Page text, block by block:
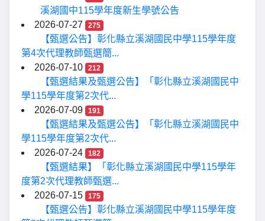
溪湖國中115學年度新生學號公告
2026-07-27
275
【甄選公告】彰化縣立溪湖國民中學115學年度
第4次代理教師甄選簡...
2026-07-10
212
【甄選結果及甄選公告】「彰化縣立溪湖國民中
學115學年度第2次代...
2026-07-09
191
【甄選結果及甄選公告】「彰化縣立溪湖國民中
學115學年度第2次代...
2026-07-24
182
【甄選結果】「彰化縣立溪湖國民中學115學年
度第2次代理教師甄選...
2026-07-15
175
【甄選公告】彰化縣立溪湖國民中學115學年度